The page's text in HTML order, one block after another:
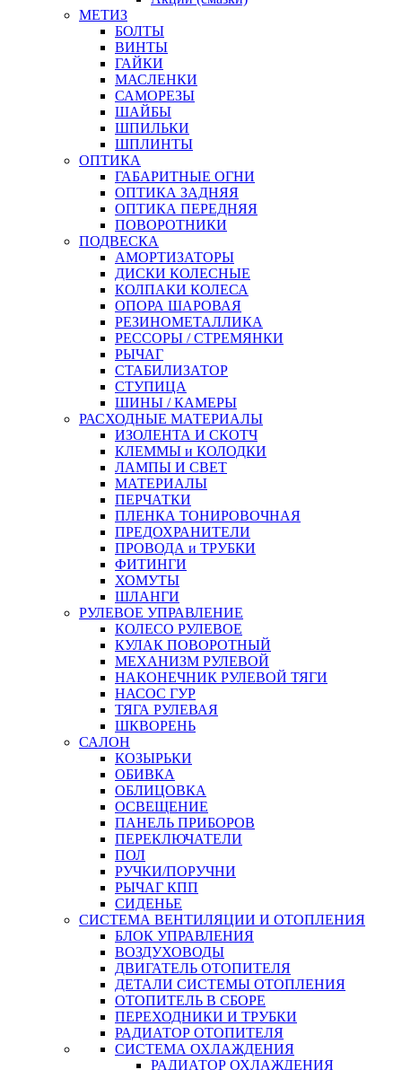
МЕТИЗ
БОЛТЫ
ВИНТЫ
ГАЙКИ
МАСЛЕНКИ
САМОРЕЗЫ
ШАЙБЫ
ШПИЛЬКИ
ШПЛИНТЫ
ОПТИКА
ГАБАРИТНЫЕ ОГНИ
ОПТИКА ЗАДНЯЯ
ОПТИКА ПЕРЕДНЯЯ
ПОВОРОТНИКИ
ПОДВЕСКА
АМОРТИЗАТОРЫ
ДИСКИ КОЛЕСНЫЕ
КОЛПАКИ КОЛЕСА
ОПОРА ШАРОВАЯ
РЕЗИНОМЕТАЛЛИКА
РЕССОРЫ / СТРЕМЯНКИ
РЫЧАГ
СТАБИЛИЗАТОР
СТУПИЦА
ШИНЫ / КАМЕРЫ
РАСХОДНЫЕ МАТЕРИАЛЫ
ИЗОЛЕНТА И СКОТЧ
КЛЕММЫ и КОЛОДКИ
ЛАМПЫ И СВЕТ
МАТЕРИАЛЫ
ПЕРЧАТКИ
ПЛЕНКА ТОНИРОВОЧНАЯ
ПРЕДОХРАНИТЕЛИ
ПРОВОДА и ТРУБКИ
ФИТИНГИ
ХОМУТЫ
ШЛАНГИ
РУЛЕВОЕ УПРАВЛЕНИЕ
КОЛЕСО РУЛЕВОЕ
КУЛАК ПОВОРОТНЫЙ
МЕХАНИЗМ РУЛЕВОЙ
НАКОНЕЧНИК РУЛЕВОЙ ТЯГИ
НАСОС ГУР
ТЯГА РУЛЕВАЯ
ШКВОРЕНЬ
САЛОН
КОЗЫРЬКИ
ОБИВКА
ОБЛИЦОВКА
ОСВЕЩЕНИЕ
ПАНЕЛЬ ПРИБОРОВ
ПЕРЕКЛЮЧАТЕЛИ
ПОЛ
РУЧКИ/ПОРУЧНИ
РЫЧАГ КПП
СИДЕНЬЕ
СИСТЕМА ВЕНТИЛЯЦИИ И ОТОПЛЕНИЯ
БЛОК УПРАВЛЕНИЯ
ВОЗДУХОВОДЫ
ДВИГАТЕЛЬ ОТОПИТЕЛЯ
ДЕТАЛИ СИСТЕМЫ ОТОПЛЕНИЯ
ОТОПИТЕЛЬ В СБОРЕ
ПЕРЕХОДНИКИ И ТРУБКИ
РАДИАТОР ОТОПИТЕЛЯ
СИСТЕМА ОХЛАЖДЕНИЯ
РАДИАТОР ОХЛАЖДЕНИЯ